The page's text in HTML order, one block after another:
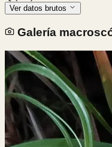
Ver datos brutos
Galería